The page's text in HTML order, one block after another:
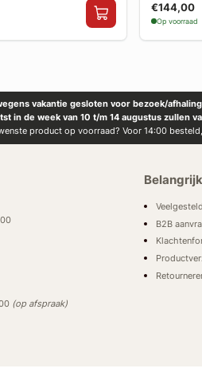
€144,00
Op voorraad
vakantie gesloten voor bezoek/
in de week van 10 t/m 14 augustus zullen
product op voorraad? Voor 14:00
(op afspraak)
B2B